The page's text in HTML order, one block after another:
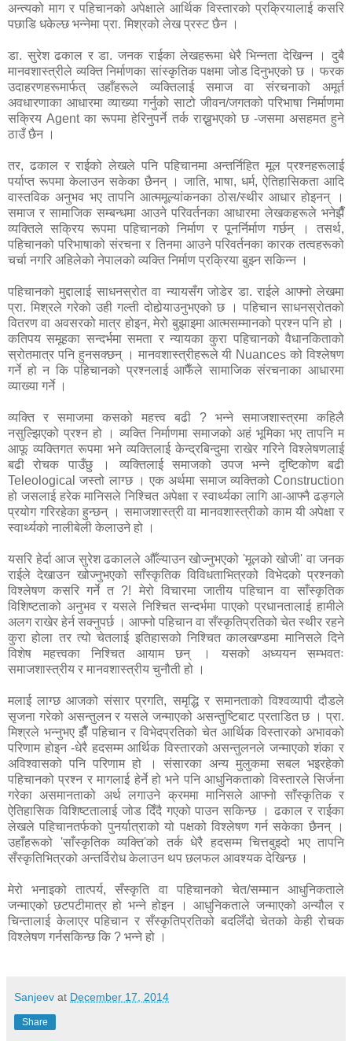
अन्त्यको माग र पहिचानको अपेक्षाले आर्थिक विस्तारको प्रक्रियालाई कसरि
पछाडि धकेल्छ भन्नेमा प्रा. मिश्रको लेख प्रस्ट छैन ।
डा. सुरेश ढकाल र डा. जनक राईका लेखहरूमा धेरै भिन्नता देखिन्न । दुबै
मानवशास्त्रीले व्यक्ति निर्माणका सांस्कृतिक पक्षमा जोड दिनुभएको छ । फरक
उदाहरणहरूमार्फत् उहाँहरूले व्यक्तिलाई समाज वा संरचनाको अमूर्त
अवधारणाका आधारमा व्याख्या गर्नुको साटो जीवन/जगतको परिभाषा निर्माणमा
सक्रिय Agent का रूपमा हेरिनुपर्ने तर्क राख्नुभएको छ -जसमा असहमत हुने
ठाउँ छैन ।
तर, ढकाल र राईको लेखले पनि पहिचानमा अन्तर्निहित मूल प्रश्नहरूलाई
पर्याप्त रूपमा केलाउन सकेका छैनन् । जाति, भाषा, धर्म, ऐतिहासिकता आदि
वास्तविक अनुभव भए तापनि आत्ममूल्यांकनका ठोस/स्थीर आधार होइनन् ।
समाज र सामाजिक सम्बन्धमा आउने परिवर्तनका आधारमा लेखकहरूले भनेझैँ
व्यक्तिले सक्रिय रूपमा पहिचानको निर्माण र पूनर्निर्माण गर्छन् । तसर्थ,
पहिचानको परिभाषाको संरचना र तिनमा आउने परिवर्तनका कारक तत्वहरूको
चर्चा नगरि अहिलेको नेपालको व्यक्ति निर्माण प्रक्रिया बुझ्न सकिन्न ।
पहिचानको मुद्दालाई साधनस्रोत वा न्यायसँग जोडेर डा. राईले आफ्नो लेखमा
प्रा. मिश्रले गरेको उही गल्ती दोहोर्‍याउनुभएको छ । पहिचान साधनस्रोतको
वितरण वा अवसरको मात्र होइन, मेरो बुझाइमा आत्मसम्मानको प्रश्न पनि हो ।
कतिपय समूहका सन्दर्भमा समता र न्यायका कुरा पहिचानको वैधानकिताको
स्रोतमात्र पनि हुनसक्छन् । मानवशास्त्रीहरूले यी Nuances को विश्लेषण
गर्ने हो न कि पहिचानको प्रश्नलाई आफैँले सामाजिक संरचनाका आधारमा
व्याख्या गर्ने ।
व्यक्ति र समाजमा कसको महत्त्व बढी ? भन्ने समाजशास्त्रमा कहिलै
नसुल्झिएको प्रश्न हो । व्यक्ति निर्माणमा समाजको अहं भूमिका भए तापनि म
आफू व्यक्तिगत रूपमा भने व्यक्तिलाई केन्द्रबिन्दुमा राखेर गरिने विश्लेषणलाई
बढी रोचक पाउँछु । व्यक्तिलाई समाजको उपज भन्ने दृष्टिकोण बढी
Teleological जस्तो लाग्छ । एक अर्थमा समाज व्यक्तिको Construction
हो जसलाई हरेक मानिसले निश्चित अपेक्षा र स्वार्थ्यका लागि आ-आफ्नै ढङ्गले
प्रयोग गरिरहेका हुन्छन् । समाजशास्त्री वा मानवशास्त्रीको काम यी अपेक्षा र
स्वार्थ्यको नालीबेली केलाउने हो ।
यसरि हेर्दा आज सुरेश ढकालले औँल्याउन खोज्नुभएको 'मूलको खोजी' वा जनक
राईले देखाउन खोज्नुभएको साँस्कृतिक विविधताभित्रको विभेदको प्रश्नको
विश्लेषण कसरि गर्ने त ?! मेरो विचारमा जातीय पहिचान वा साँस्कृतिक
विशिष्टताको अनुभव र यसले निश्चित सन्दर्भमा पाएको प्रधानतालाई हामीले
अलग राखेर हेर्न सक्नुपर्छ । आफ्नो पहिचान वा सँस्कृतिप्रतिको चेत स्थीर रहने
कुरा होला तर त्यो चेतलाई इतिहासको निश्चित कालखण्डमा मानिसले दिने
विशेष महत्त्वका निश्चित आयाम छन् । यसको अध्ययन सम्भवतः
समाजशास्त्रीय र मानवशास्त्रीय चुनौती हो ।
मलाई लाग्छ आजको संसार प्रगति, समृद्धि र समानताको विश्वव्यापी दौडले
सृजना गरेको असन्तुलन र यसले जन्माएको असन्तुष्टिबाट प्रताडित छ । प्रा.
मिश्रले भन्नुभए झैँ पहिचान र विभेदप्रतिको चेत आर्थिक विस्तारको अभावको
परिणाम होइन -धेरै हदसम्म आर्थिक विस्तारको असन्तुलनले जन्माएको शंका र
अविश्वासको पनि परिणाम हो । संसारका अन्य मुलुकमा सबल भइरहेको
पहिचानको प्रश्न र मागलाई हेर्ने हो भने पनि आधुनिकताको विस्तारले सिर्जना
गरेका असमानताको अर्थ लगाउने क्रममा मानिसले आफ्नो साँस्कृतिक र
ऐतिहासिक विशिष्टतालाई जोड दिँदै गएको पाउन सकिन्छ । ढकाल र राईका
लेखले पहिचानतर्फको पुनर्यात्राको यो पक्षको विश्लेषण गर्न सकेका छैनन् ।
उहाँहरूको 'साँस्कृतिक व्यक्ति'को तर्क धेरै हदसम्म चित्तबुझ्दो भए तापनि
सँस्कृतिभित्रको अन्तर्विरोध केलाउन थप छलफल आवश्यक देखिन्छ ।
मेरो भनाइको तात्पर्य, सँस्कृति वा पहिचानको चेत/सम्मान आधुनिकताले
जन्माएको छटपटीमात्र हो भन्ने होइन । आधुनिकताले जन्माएको अन्यौल र
चिन्तालाई केलाएर पहिचान र सँस्कृतिप्रतिको बदलिँदो चेतको केही रोचक
विश्लेषण गर्नसकिन्छ कि ? भन्ने हो ।
Sanjeev at December 17, 2014
Share